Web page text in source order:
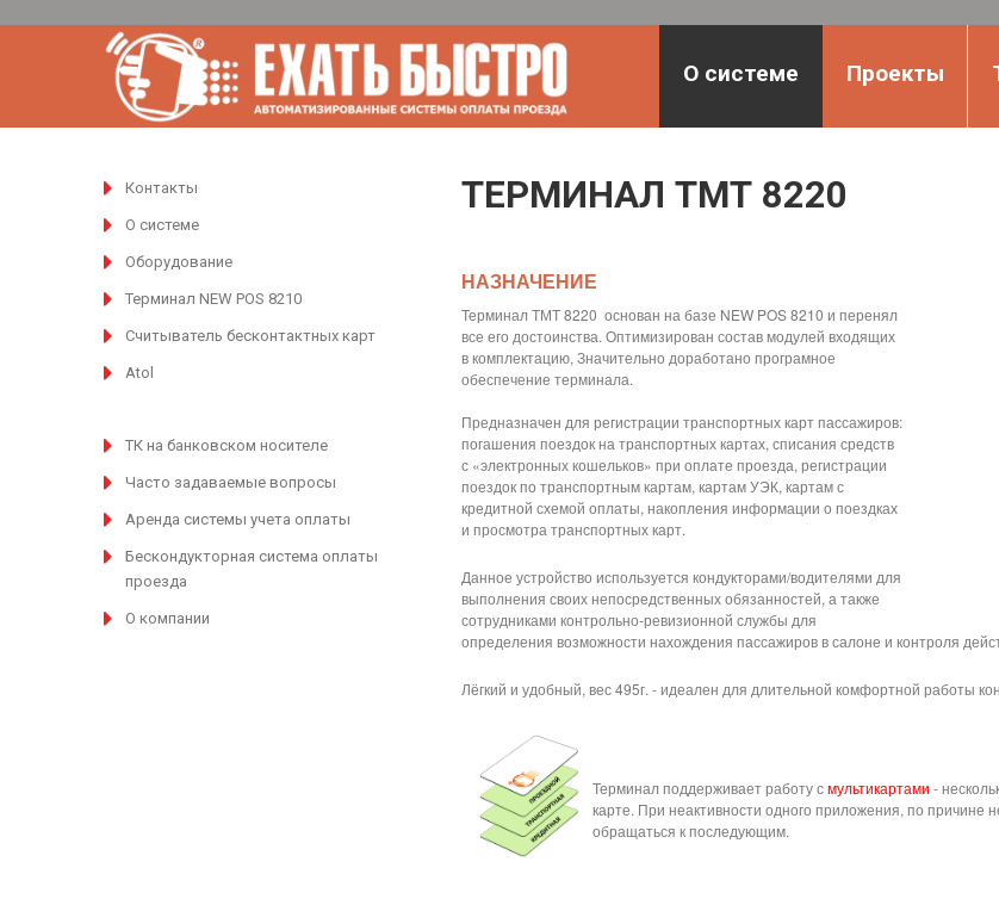
О системе Проекты
Контакты
О системе
Оборудование
Терминал NEW POS 8210
Считыватель бесконтактных карт
Atol
ТК на банковском носителе
Часто задаваемые вопросы
Аренда системы учета оплаты
Бескондукторная система оплаты
проезда
О компании
ТЕРМИНАЛ ТМТ 8220
НАЗНАЧЕНИЕ
Терминал ТМТ 8220 основан на базе NEW POS 8210 и перенял
все его достоинства. Оптимизирован состав модулей входящих
в комплектацию, Значительно доработано програмное
обеспечение терминала.
Предназначен для регистрации транспортных карт пассажиров:
погашения поездок на транспортных картах, списания средств
с «электронных кошельков» при оплате проезда, регистрации
поездок по транспортным картам, картам УЭК, картам с
кредитной схемой оплаты, накопления информации о поездках
и просмотра транспортных карт.
Данное устройство используется кондукторами/водителями для
выполнения своих непосредственных обязанностей, а также
сотрудниками контрольно-ревизионной службы для
определения возможности нахождения пассажиров в салоне и контроля
Лёгкий и удобный, вес 495г. - идеален для длительной комфортной работы
Терминал поддерживает работу смультикартами -
карте. При неактивности одного приложения, по причине
обращаться к последующим.